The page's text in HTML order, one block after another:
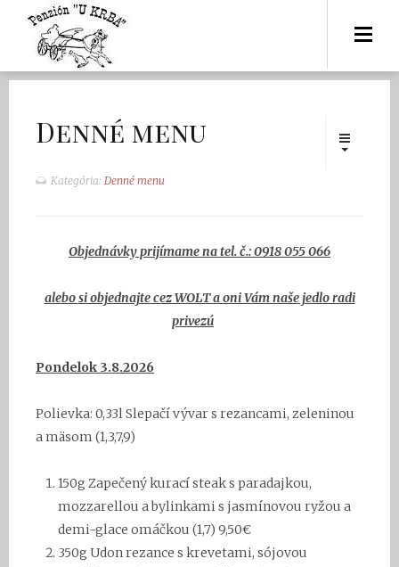
Denné menu
Kategória: Denné menu
Objednávky prijímame na tel. č.:0918 055 066
alebosi objednajte cez WOLT a oni Vám naše jedlo radi
privezú
Pondelok 3.8.2026
Polievka: 0,33lSlepačí vývar s rezancami, zeleninou
a mäsom (1,3,7,9)
150g Zapečenýkurací steak s paradajkou,
mozzarellou a bylinkami s jasmínovou ryžou a
demi-glace omáčkou (1,7) 9,50€
350g Udon rezance s krevetami, sójovou